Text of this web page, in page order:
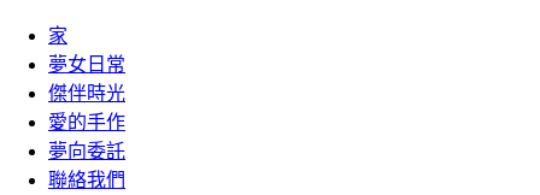
家
夢女日常
傑伴時光
愛的手作
夢向委託
聯絡我們